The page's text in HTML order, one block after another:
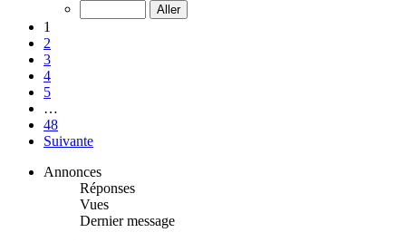
1
2
3
4
5
…
48
Suivante
Annonces
Réponses
Vues
Dernier message